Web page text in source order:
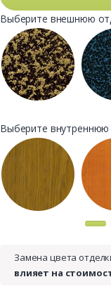
Выберите внешнюю
Выберите внутреннюю
Замена цвета
влияет на